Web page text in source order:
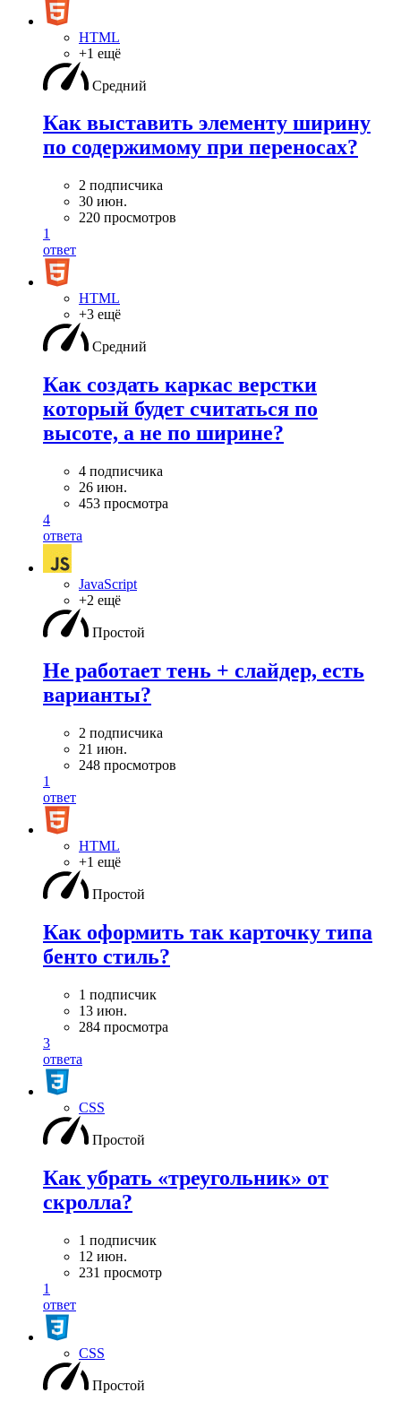
HTML
+1 ещё
Средний
Как выставить элементу ширину
по содержимому при переносах?
2 подписчика
30 июн.
220 просмотров
1
ответ
HTML
+3 ещё
Средний
Как создать каркас верстки
который будет считаться по
высоте, а не по ширине?
4 подписчика
26 июн.
453 просмотра
4
ответа
JavaScript
+2 ещё
Простой
Не работает тень + слайдер, есть
варианты?
2 подписчика
21 июн.
248 просмотров
1
ответ
HTML
+1 ещё
Простой
Как оформить так карточку типа
бенто стиль?
1 подписчик
13 июн.
284 просмотра
3
ответа
CSS
Простой
Как убрать «треугольник» от
скролла?
1 подписчик
12 июн.
231 просмотр
1
ответ
CSS
Простой